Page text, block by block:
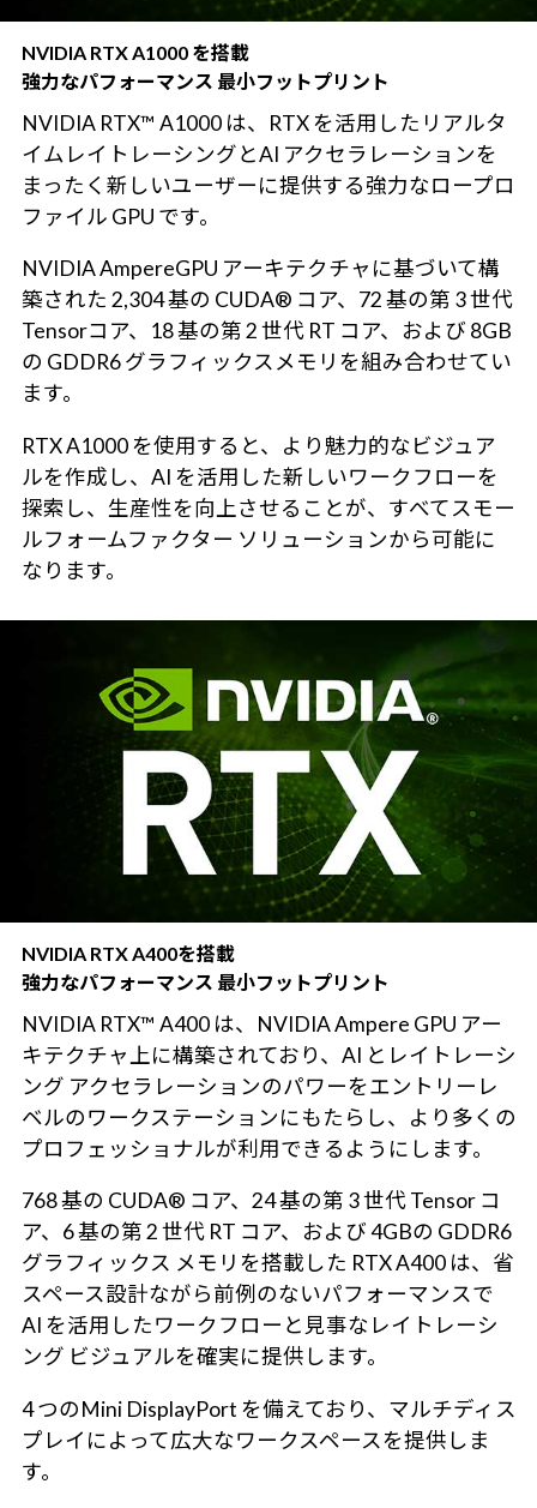
NVIDIA RTX A1000 を搭載
強力なパフォーマンス 最小フットプリント
NVIDIA RTX™ A1000 は、RTX を活用したリアルタ
イムレイトレーシングとAI アクセラレーションを
まったく新しいユーザーに提供する強力なロープロ
ファイル GPU です。
NVIDIA AmpereGPU アーキテクチャに基づいて構
築された 2,304 基の CUDA® コア、72 基の第 3 世代
Tensorコア、18 基の第 2 世代 RT コア、および 8GB
の GDDR6 グラフィックスメモリを組み合わせてい
ます。
RTX A1000 を使用すると、より魅力的なビジュア
ルを作成し、AI を活用した新しいワークフローを
探索し、生産性を向上させることが、すべてスモー
ルフォームファクター ソリューションから可能に
なります。
NVIDIA RTX A400を搭載
強力なパフォーマンス 最小フットプリント
NVIDIA RTX™ A400 は、NVIDIA Ampere GPU アー
キテクチャ上に構築されており、AI とレイトレーシ
ング アクセラレーションのパワーをエントリーレ
ベルのワークステーションにもたらし、より多くの
プロフェッショナルが利用できるようにします。
768 基の CUDA® コア、24 基の第 3 世代 Tensor コ
ア、6 基の第 2 世代 RT コア、および 4GBの GDDR6
グラフィックス メモリを搭載した RTX A400 は、省
スペース設計ながら前例のないパフォーマンスで
AI を活用したワークフローと見事なレイトレーシ
ング ビジュアルを確実に提供します。
4 つのMini DisplayPort を備えており、マルチディス
プレイによって広大なワークスペースを提供しま
す。